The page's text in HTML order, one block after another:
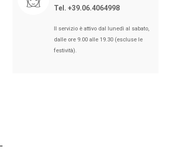
Tel. +39.06.4064998
Il servizio è attivo dal lunedì al sabato,
dalle ore 9.00 alle 19.30 (escluse le
festività).